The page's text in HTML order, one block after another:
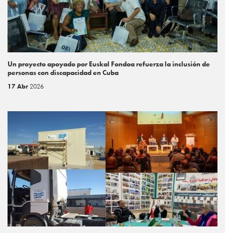
Un proyecto apoyado por Euskal Fondoa refuerza la inclusión de
personas con discapacidad en Cuba
17 Abr 2026